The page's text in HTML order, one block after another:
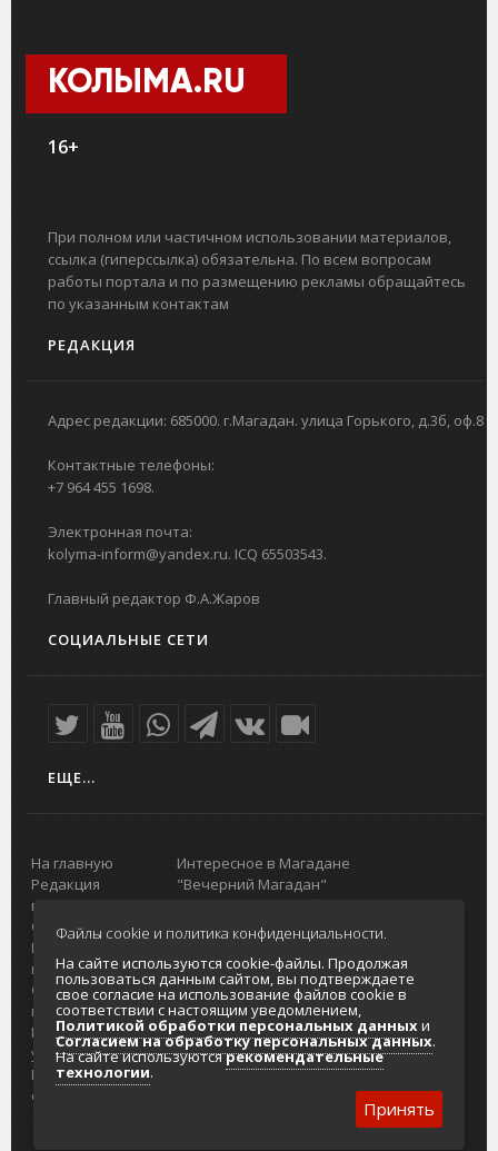
КОЛЫМА.RU
16+
При полном или частичном использовании материалов,
ссылка (гиперссылка) обязательна. По всем вопросам
работы портала и по размещению рекламы обращайтесь
по указанным контактам
РЕДАКЦИЯ
Адрес редакции: 685000. г.Магадан. улица Горького, д.3б, оф.8
Контактные телефоны:
+7 964 455 1698.
Электронная почта:
kolyma-inform@yandex.ru. ICQ 65503543.
Главный редактор Ф.А.Жаров
СОЦИАЛЬНЫЕ СЕТИ
ЕЩЕ...
На главную
Редакция
портала
О проекте
Реклама на
портале
Отзывы и
предложения
Интернет-
услуги
Разработка
сайтов
Интересное в Магадане
"Вечерний Магадан"
Городская доска объявлений
Реклама
Главный туристический портал
Колымы
Политика в отношении обработки
персональных данных
Согласие на обработку персональных
данных
Файлы cookie и политика конфиденциальности.
На сайте используются cookie-файлы. Продолжая
пользоваться данным сайтом, вы подтверждаете
свое согласие на использование файлов cookie в
соответствии с настоящим уведомлением,
Политикой обработки персональных данныхи
Согласием на обработку персональных данных.
На сайте используютсярекомендательные
технологии.
Принять